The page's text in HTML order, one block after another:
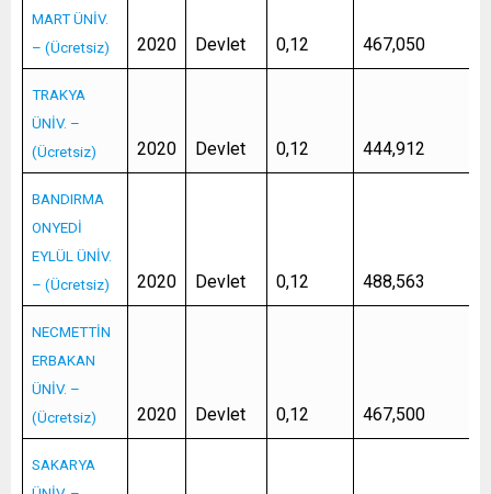
MART ÜNİV.
– (Ücretsiz)
2020 Devlet 0,12 467,050
TRAKYA
ÜNİV. –
(Ücretsiz)
2020 Devlet 0,12 444,912
BANDIRMA
ONYEDİ
EYLÜL ÜNİV.
– (Ücretsiz)
2020 Devlet 0,12 488,563
NECMETTİN
ERBAKAN
ÜNİV. –
(Ücretsiz)
2020 Devlet 0,12 467,500
SAKARYA